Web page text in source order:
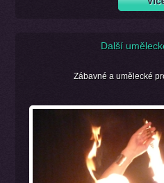
Další
Zábavné a umělecké